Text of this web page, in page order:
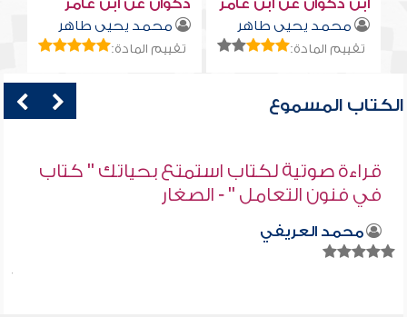
ابن ذكوان عن ابن عامر
محمد يحيى طاهر
تقييم المادة:
ذكوان عن ابن عامر
محمد يحيى طاهر
تقييم المادة:
الكتاب المسموع
قراءة صوتية لكتاب استمتع بحياتك " كتاب
في فنون التعامل " - الصغار
محمد العريفي